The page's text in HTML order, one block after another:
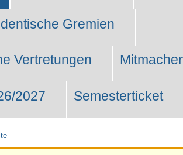
Gremien
Vertretungen
2027 Semesterticket